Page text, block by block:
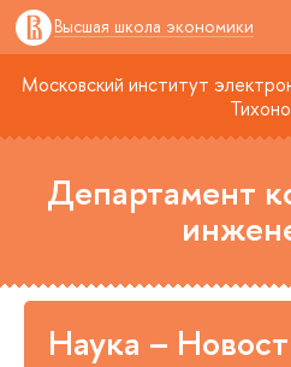
Высшая школа экономики
Московский институт
Департамент
Наука –